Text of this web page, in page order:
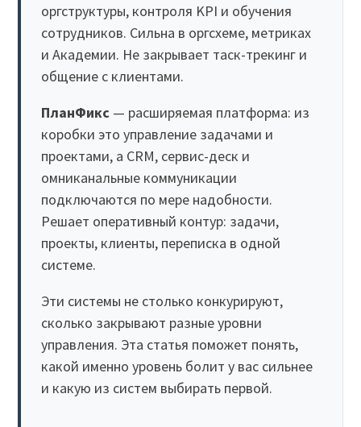
оргструктуры, контроля KPI и обучения
сотрудников. Сильна в оргсхеме, метриках
и Академии. Не закрывает таск-трекинг и
общение с клиентами.
ПланФикс — расширяемая платформа: из
коробки это управление задачами и
проектами, а CRM, сервис-деск и
омниканальные коммуникации
подключаются по мере надобности.
Решает оперативный контур: задачи,
проекты, клиенты, переписка в одной
системе.
Эти системы не столько конкурируют,
сколько закрывают разные уровни
управления. Эта статья поможет понять,
какой именно уровень болит у вас сильнее
и какую из систем выбирать первой.